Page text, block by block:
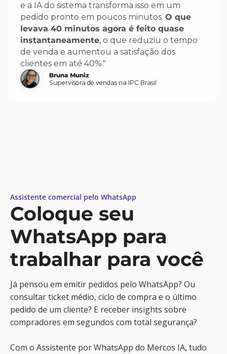
e a IA do sistema transforma isso em um
pedido pronto em poucos minutos. O que
levava 40 minutos agora é feito quase
instantaneamente, o que reduziu o tempo
de venda e aumentou a satisfação dos
clientes em até 40%."
Bruna Muniz
Supervisora de vendas na IPC Brasil
Assistente comercial pelo WhatsApp
Coloque seu
WhatsApp para
trabalhar para você
Já pensou em emitir pedidos pelo WhatsApp? Ou
consultar ticket médio, ciclo de compra e o último
pedido de um cliente? E receber insights sobre
compradores em segundos com total segurança?
Com o Assistente por WhatsApp do Mercos IA, tudo